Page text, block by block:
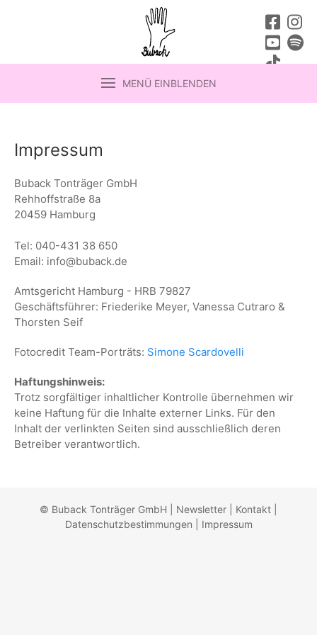
MENÜ EINBLENDEN
Impressum
Buback Tonträger GmbH
Rehhoffstraße 8a
20459 Hamburg
Tel: 040-431 38 650
Email: info@buback.de
Amtsgericht Hamburg - HRB 79827
Geschäftsführer: Friederike Meyer, Vanessa Cutraro &
Thorsten Seif
Fotocredit Team-Porträts: Simone Scardovelli
Haftungshinweis:
Trotz sorgfältiger inhaltlicher Kontrolle übernehmen wir
keine Haftung für die Inhalte externer Links. Für den
Inhalt der verlinkten Seiten sind ausschließlich deren
Betreiber verantwortlich.
© Buback Tonträger GmbH | Newsletter Kontakt
Datenschutzbestimmungen
Impressum